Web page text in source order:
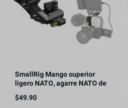
SmallRig Mango superior
ligero NATO, agarre NATO de
liberación rápida con riel
NATO – 4345
$49.90